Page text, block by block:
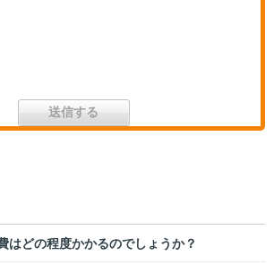
はどの程度かかるのでしょうか？